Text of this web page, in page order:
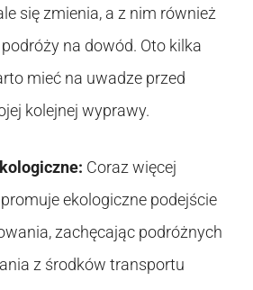
się zmienia, a z nim również
na dowód. Oto kilka
mieć na uwadze przed
kolejnej wyprawy.
Coraz więcej
ekologiczne podejście
zachęcając podróżnych
z środków transportu